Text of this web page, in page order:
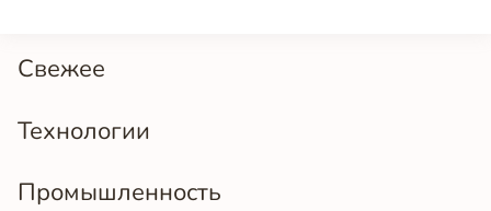
Свежее
Технологии
Промышленность